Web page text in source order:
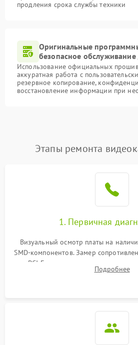
продления срока службы техники
Оригинальные
безопасное
Использование официальных
аккуратная работа с
резервное копирование,
восстановление информации при
Этапы ремонта
1. Первичная
Визуальный осмотр платы на
SMD-компонентов. Замер
PCI-E и дополнительных
короткое замыкание основных
Подробнее